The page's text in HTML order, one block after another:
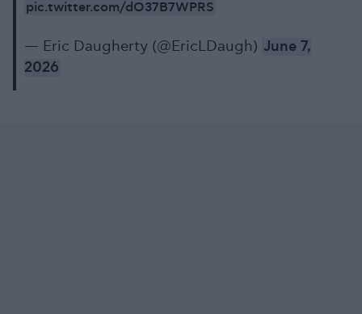
pic.twitter.com/dO37B7WPRS
— Eric Daugherty (@EricLDaugh) June 7,
2026